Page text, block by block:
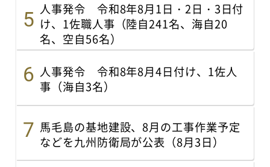
人事発令 令和8年8月1日・2日・3日付
け、1佐職人事（陸自241名、海自20
名、空自56名）
人事発令 令和8年8月4日付け、1佐人
事（海自3名）
馬毛島の基地建設、8月の工事作業予定
などを九州防衛局が公表（8月3日）